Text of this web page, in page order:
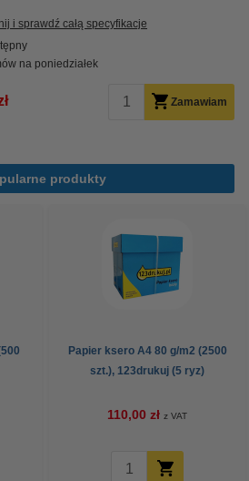
i sprawdź całą specyfikacje
na poniedziałek
Zamawiam
produkty
Papier ksero A4 80 g/m2 (2500
szt.), 123drukuj (5 ryz)
110,00 zł z VAT